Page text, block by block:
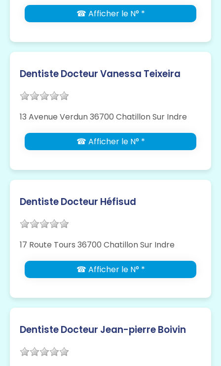
☎ Afficher le N° *
Dentiste Docteur Vanessa Teixeira
13 Avenue Verdun 36700 Chatillon Sur Indre
☎ Afficher le N° *
Dentiste Docteur Héfisud
17 Route Tours 36700 Chatillon Sur Indre
☎ Afficher le N° *
Dentiste Docteur Jean-pierre Boivin